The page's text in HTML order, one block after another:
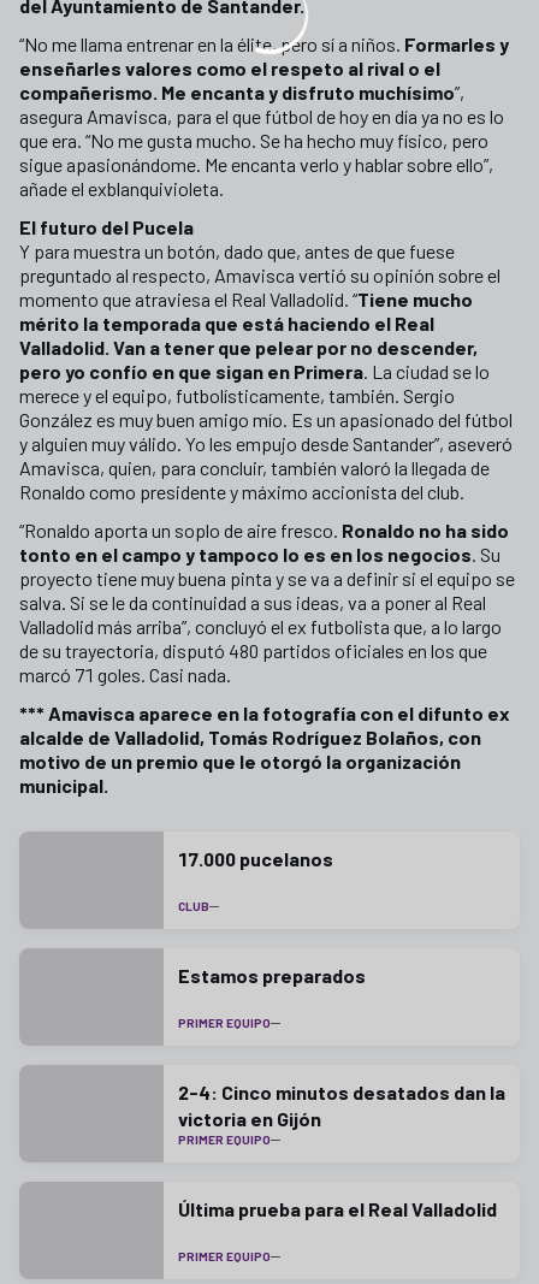
del Ayuntamiento de Santander.
“No me llama entrenar en la élite, pero sí a niños. Formarles y
enseñarles valores como el respeto al rival o el
compañerismo. Me encanta y disfruto muchísimo”,
asegura Amavisca, para el que fútbol de hoy en día ya no es lo
que era. “No me gusta mucho. Se ha hecho muy físico, pero
sigue apasionándome. Me encanta verlo y hablar sobre ello”,
añade el exblanquivioleta.
El futuro del Pucela
Y para muestra un botón, dado que, antes de que fuese
preguntado al respecto, Amavisca vertió su opinión sobre el
momento que atraviesa el Real Valladolid. “Tiene mucho
mérito la temporada que está haciendo el Real
Valladolid. Van a tener que pelear por no descender,
pero yo confío en que sigan en Primera. La ciudad se lo
merece y el equipo, futbolísticamente, también. Sergio
González es muy buen amigo mío. Es un apasionado del fútbol
y alguien muy válido. Yo les empujo desde Santander”, aseveró
Amavisca, quien, para concluir, también valoró la llegada de
Ronaldo como presidente y máximo accionista del club.
“Ronaldo aporta un soplo de aire fresco. Ronaldo no ha sido
tonto en el campo y tampoco lo es en los negocios. Su
proyecto tiene muy buena pinta y se va a definir si el equipo se
salva. Si se le da continuidad a sus ideas, va a poner al Real
Valladolid más arriba”, concluyó el ex futbolista que, a lo largo
de su trayectoria, disputó 480 partidos oficiales en los que
marcó 71 goles. Casi nada.
*** Amavisca aparece en la fotografía con el difunto ex
alcalde de Valladolid, Tomás Rodríguez Bolaños, con
motivo de un premio que le otorgó la organización
municipal.
17.000 pucelanos
CLUB
Estamos preparados
PRIMER EQUIPO
2-4: Cinco minutos desatados dan la
victoria en Gijón
PRIMER EQUIPO
Última prueba para el Real Valladolid
PRIMER EQUIPO